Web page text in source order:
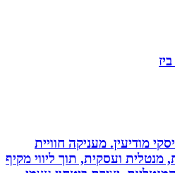
מעניקה חוויית
ועסקית, תוך ליווי מקיף